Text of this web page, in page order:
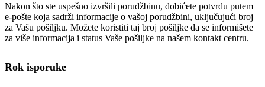
Nakon što ste uspešno izvršili porudžbinu, dobićete potvrdu putem
e-pošte koja sadrži informacije o vašoj porudžbini, uključujući broj
za Vašu pošiljku. Možete koristiti taj broj pošiljke da se informišete
za više informacija i status Vaše pošiljke na našem kontakt centru.
Rok isporuke